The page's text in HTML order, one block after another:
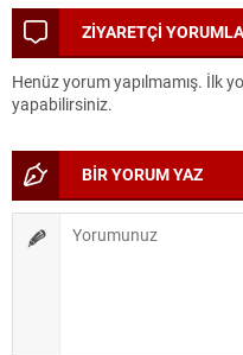
ZİYARETÇİ
Henüz yorum yapılmamış. İlk
yapabilirsiniz.
BİR YORUM YAZ